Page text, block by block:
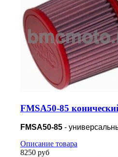
FMSA50-85
FMSA50-85 -
Описание товара
8250 руб